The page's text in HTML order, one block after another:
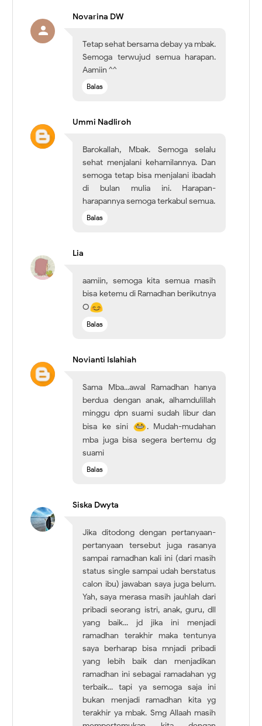
Novarina DW
Tetap sehat bersama debay ya mbak.
Semoga terwujud semua harapan.
Aamiin ^^
Balas
Ummi Nadliroh
Barokallah, Mbak. Semoga selalu
sehat menjalani kehamilannya. Dan
semoga tetap bisa menjalani ibadah
di bulan mulia ini. Harapan-
harapannya semoga terkabul semua.
Balas
Lia
aamiin, semoga kita semua masih
bisa ketemu di Ramadhan berikutnya
O
Balas
Novianti Islahiah
Sama Mba...awal Ramadhan hanya
berdua dengan anak, alhamdulillah
minggu dpn suami sudah libur dan
bisa ke sini
. Mudah-mudahan
mba juga bisa segera bertemu dg
suami
Balas
Siska Dwyta
Jika ditodong dengan pertanyaan-
pertanyaan tersebut juga rasanya
sampai ramadhan kali ini (dari masih
status single sampai udah berstatus
calon ibu) jawaban saya juga belum.
Yah, saya merasa masih jauhlah dari
pribadi seorang istri, anak, guru, dll
yang baik... jd jika ini menjadi
ramadhan terakhir maka tentunya
saya berharap bisa mnjadi pribadi
yang lebih baik dan menjadikan
ramadhan ini sebagai ramadahan yg
terbaik... tapi ya semoga saja ini
bukan menjadi ramadhan kita yg
terakhir ya mbak. Smg Allaah masih